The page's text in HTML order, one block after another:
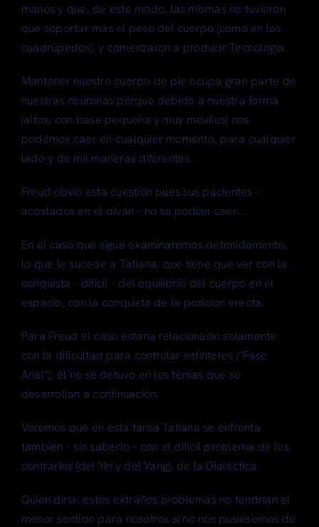
manos y que, de este modo, las mismas no tuvieron
que soportar más el peso del cuerpo (como en los
cuadrúpedos), y comenzaron a producir Tecnología.
Mantener nuestro cuerpo de pie ocupa gran parte de
nuestras neuronas porque debido a nuestra forma
(altos, con base pequeña y muy móviles) nos
podemos caer en cualquier momento, para cualquier
lado y de mil maneras diferentes.
Freud obvio esta cuestión pues sus pacientes –
acostados en el diván – no se podían caer….
En el caso que sigue examinaremos detenidamente,
lo que le sucede a Tatiana, que tiene que ver con la
conquista – difícil – del equilibrio del cuerpo en el
espacio, con la conquista de la posición erecta.
Para Freud el caso estaría relacionado solamente
con la dificultad para controlar esfínteres (“Fase
Anal”); él no se detuvo en los temas que se
desarrollan a continuación.
Veremos que en esta tarea Tatiana se enfrenta
también – sin saberlo – con el difícil problema de los
contrarios (del Yin y del Yang), de la Dialéctica.
Quien diría: estos extraños problemas no tendrían el
menor sentido para nosotros si no nos pusiésemos de